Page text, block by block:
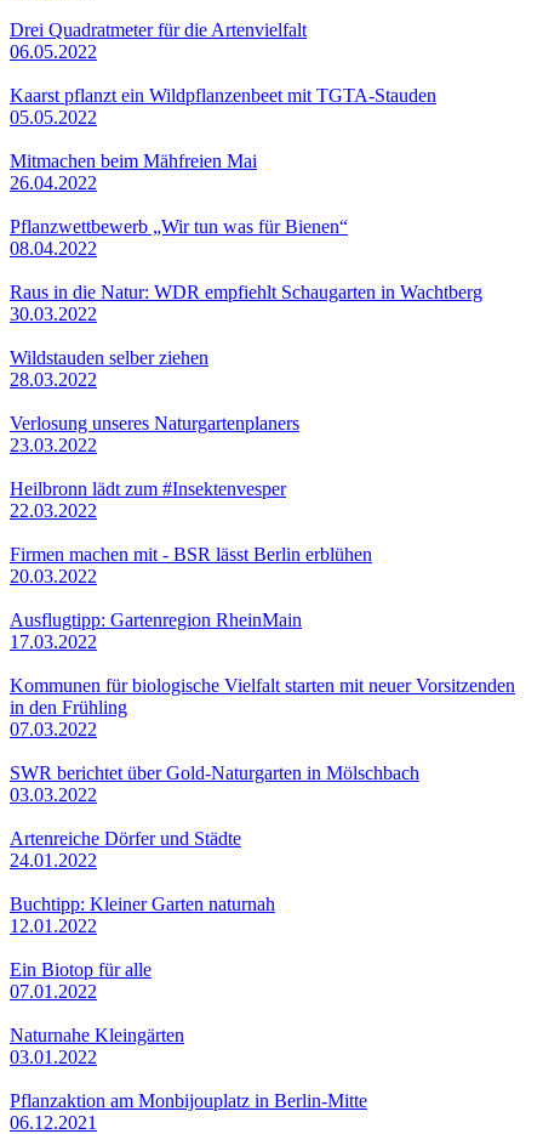
Drei Quadratmeter für die Artenvielfalt
06.05.2022
Kaarst pflanzt ein Wildpflanzenbeet mit TGTA-Stauden
05.05.2022
Mitmachen beim Mähfreien Mai
26.04.2022
Pflanzwettbewerb „Wir tun was für Bienen“
08.04.2022
Raus in die Natur: WDR empfiehlt Schaugarten in Wachtberg
30.03.2022
Wildstauden selber ziehen
28.03.2022
Verlosung unseres Naturgartenplaners
23.03.2022
Heilbronn lädt zum #Insektenvesper
22.03.2022
Firmen machen mit - BSR lässt Berlin erblühen
20.03.2022
Ausflugtipp: Gartenregion RheinMain
17.03.2022
Kommunen für biologische Vielfalt starten mit neuer Vorsitzenden
in den Frühling
07.03.2022
SWR berichtet über Gold-Naturgarten in Mölschbach
03.03.2022
Artenreiche Dörfer und Städte
24.01.2022
Buchtipp: Kleiner Garten naturnah
12.01.2022
Ein Biotop für alle
07.01.2022
Naturnahe Kleingärten
03.01.2022
Pflanzaktion am Monbijouplatz in Berlin-Mitte
06.12.2021